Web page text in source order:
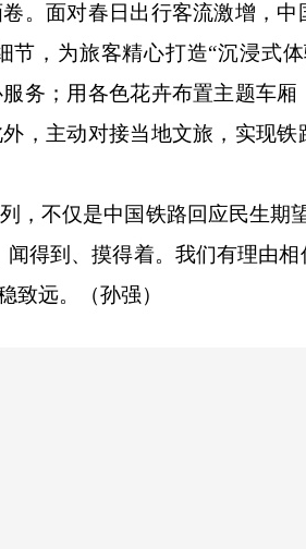
面对春日出行客流激增，中
，为旅客精心打造“沉浸式
务；用各色花卉布置主题车
，主动对接当地文旅，实现
不仅是中国铁路回应民生期
得到、摸得着。我们有理由
致远。（孙强）